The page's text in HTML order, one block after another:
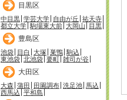
目黒区
中目黒 学芸大学 自由が丘 祐天寺
都立大学 駒場東大前 大岡山 目黒
豊島区
池袋 目白 大塚 巣鴨 駒込
東池袋 北池袋 要町 雑司が谷
大田区
大森 蒲田 田園調布 洗足池 馬込
西馬込 平和島